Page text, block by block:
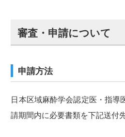
審査・申請について
申請方法
日本区域麻酔学会認定医・指導
請期間内に必要書類を下記送付